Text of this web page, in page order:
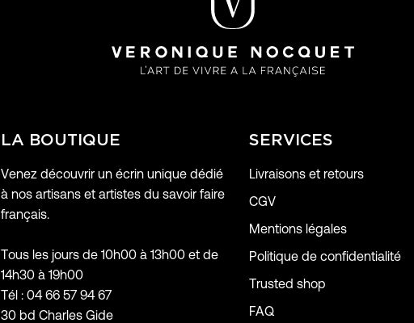
LA BOUTIQUE
Venez découvrir un écrin unique dédié
à nos artisans et artistes du savoir faire
français.
Tous les jours de 10h00 à 13h00 et de
14h30 à 19h00
Tél : 04 66 57 94 67
30 bd Charles Gide
SERVICES
Livraisons et retours
CGV
Mentions légales
Politique de confidentialité
Trusted shop
FAQ